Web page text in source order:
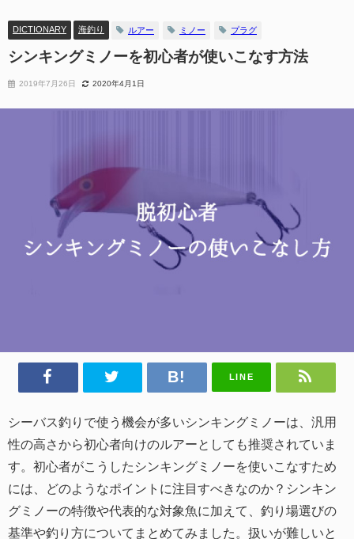
DICTIONARY 海釣り ルアー ミノー プラグ
シンキングミノーを初心者が使いこなす方法
2019年7月26日 2020年4月1日
LINE
シーバス釣りで使う機会が多いシンキングミノーは、汎用
性の高さから初心者向けのルアーとしても推奨されていま
す。初心者がこうしたシンキングミノーを使いこなすため
には、どのようなポイントに注目すべきなのか？シンキン
グミノーの特徴や代表的な対象魚に加えて、釣り場選びの
基準や釣り方についてまとめてみました。扱いが難しいと